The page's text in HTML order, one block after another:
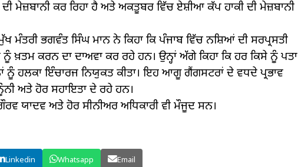
ਮੇਜ਼ਬਾਨੀ ਕਰ ਰਿਹਾ ਹੈ ਅਤੇ ਅਕਤੂਬਰ ਵਿੱਚ ਏਸ਼ੀਆ ਕੱਪ ਹਾਕੀ ਦੀ ਮੇਜ਼ਬਾਨੀ
ਮੰਤਰੀ ਭਗਵੰਤ ਸਿੰਘ ਮਾਨ ਨੇ ਕਿਹਾ ਕਿ ਪੰਜਾਬ ਵਿੱਚ ਨਸ਼ਿਆਂ ਦੀ ਸਰਪ੍ਰਸਤੀ
ਕਰਨ ਦਾ ਦਾਅਵਾ ਕਰ ਰਹੇ ਹਨ। ਉਨ੍ਹਾਂ ਅੱਗੇ ਕਿਹਾ ਕਿ ਹਰ ਕਿਸੇ ਨੂੰ ਪਤਾ
ਨੂੰ ਹਲਕਾ ਇੰਚਾਰਜ ਨਿਯੁਕਤ ਕੀਤਾ। ਇਹ ਆਗੂ ਗੈਂਗਸਟਰਾਂ ਦੇ ਵਧਦੇ ਪ੍ਰਭਾਵ
ਅਤੇ ਹੋਰ ਸਹਾਇਤਾ ਦੇ ਰਹੇ ਹਨ।
ਯਾਦਵ ਅਤੇ ਹੋਰ ਸੀਨੀਅਰ ਅਧਿਕਾਰੀ ਵੀ ਮੌਜੂਦ ਸਨ।
Linkedin Whatsapp Email